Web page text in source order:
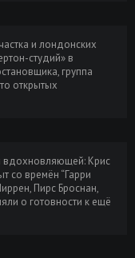
Размер: 2.12
GB
и лондонских
студий» в
группа
открытых
вдохновляющей: Крис
со времён “Гарри
Пирс Броснан,
о готовности к ещё